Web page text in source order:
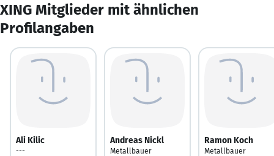
XING Mitglieder mit ähnlichen
Profilangaben
Ali Kilic
---
Andreas Nickl
Metallbauer
Ramon Koch
Metallbauer